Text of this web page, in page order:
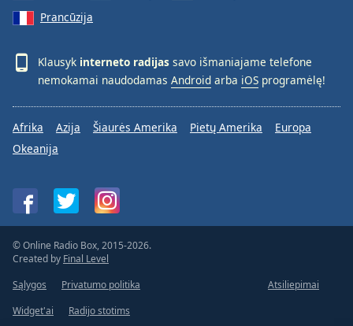
Prancūzija
Klausyk interneto radijas savo išmaniajame telefone
nemokamai naudodamas Android arba iOS programėlę!
Afrika Azija Šiaurės Amerika Pietų Amerika
Europa
Okeanija
© Online Radio Box, 2015-2026.
Created by Final Level
Sąlygos
Privatumo politika
Atsiliepimai
Widget'ai
Radijo stotims